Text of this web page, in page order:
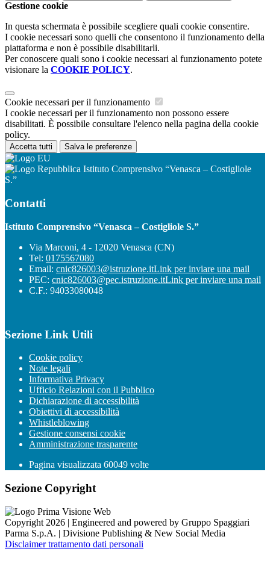
Gestione cookie
In questa schermata è possibile scegliere quali cookie consentire.
I cookie necessari sono quelli che consentono il funzionamento della
piattaforma e non è possibile disabilitarli.
Per conoscere quali sono i cookie necessari al funzionamento potete
visionare la COOKIE POLICY.
Cookie necessari per il funzionamento
I cookie necessari per il funzionamento non possono essere
disabilitati. È possibile consultare l'elenco nella pagina della cookie
policy.
Accetta tutti Salva le preferenze
Istituto Comprensivo “Venasca – Costigliole
S.”
Contatti
Istituto Comprensivo “Venasca – Costigliole S.”
Via Marconi, 4 - 12020 Venasca (CN)
Tel: 0175567080
Email: cnic826003@istruzione.itLink per inviare una mail
PEC: cnic826003@pec.istruzione.itLink per inviare una mail
C.F.: 94033080048
Sezione Link Utili
Cookie policy
Note legali
Informativa Privacy
Ufficio Relazioni con il Pubblico
Dichiarazione di accessibilità
Obiettivi di accessibilità
Whistleblowing
Gestione consensi cookie
Amministrazione trasparente
Pagina visualizzata 60049 volte
Sezione Copyright
Copyright 2026 | Engineered and powered by Gruppo Spaggiari
Parma S.p.A. | Divisione Publishing & New Social Media
Disclaimer trattamento dati personali